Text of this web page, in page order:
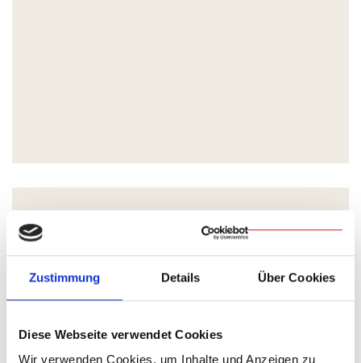
Zustimmung Details Über Cookies
Diese Webseite verwendet Cookies
Wir verwenden Cookies, um Inhalte und Anzeigen zu